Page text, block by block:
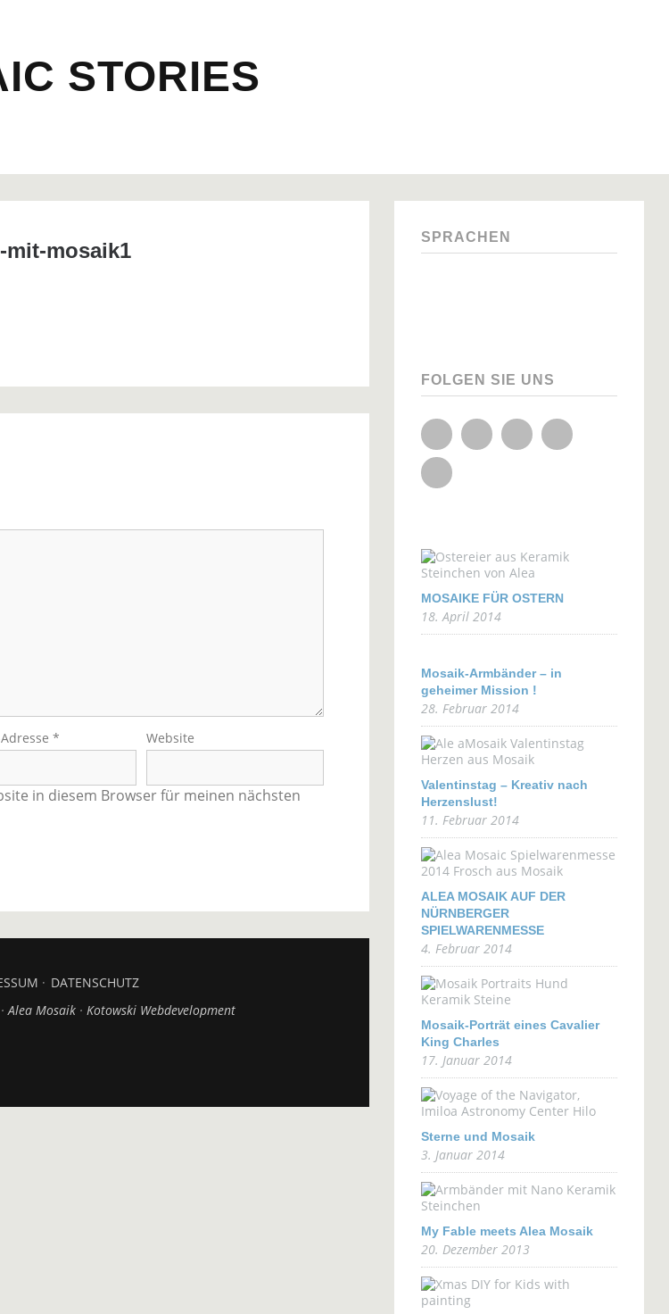
STORIES
mit-mosaik1
* Website
in diesem Browser für meinen nächsten
DATENSCHUTZ
Alea Mosaik Kotowski Webdevelopment
SPRACHEN
FOLGEN SIE UNS
Facebook
Flickr YouTubePinterest
RSS Feed
MOSAIKE FÜR OSTERN
18. April 2014
Mosaik-Armbänder – in
geheimer Mission !
28. Februar 2014
Valentinstag – Kreativ nach
Herzenslust!
11. Februar 2014
ALEA MOSAIK AUF DER
NÜRNBERGER
SPIELWARENMESSE
4. Februar 2014
Mosaik-Porträt eines Cavalier
King Charles
17. Januar 2014
Sterne und Mosaik
3. Januar 2014
My Fable meets Alea Mosaik
20. Dezember 2013